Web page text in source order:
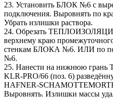
23. Установить БЛОК №6 с
подключения. Выровнять по
Убрать излишки раствора.
24. Обрезать
верхнему краю
стенкам БЛОКА №6. ИЛИ по
№6.
25. Нанести на нижнюю
KLR-PRO/66 (поз. 6)
HAFNER-
Выровнять. Излишки массы